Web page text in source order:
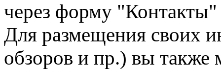
через форму "Контакты"
Для размещения своих
обзоров и пр.) вы также